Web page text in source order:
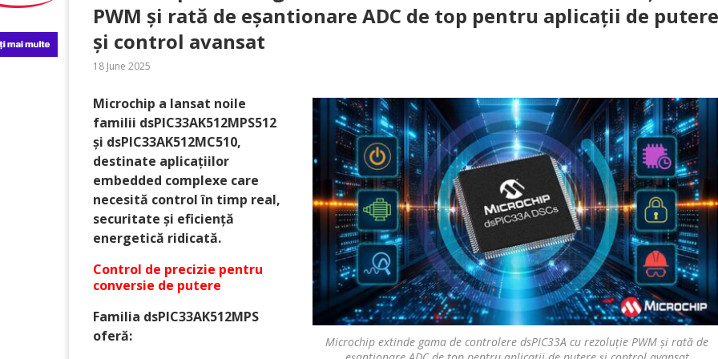
PWM și rată de eșantionare ADC de top pentru aplicații de putere
și control avansat
18 June 2025
Microchip extinde gama de controlere dsPIC33A cu rezoluție PWM și rată de
Microchip a lansat noile
familii dsPIC33AK512MPS512
și dsPIC33AK512MC510,
destinate aplicațiilor
embedded complexe care
necesită control în timp real,
securitate și eficiență
energetică ridicată.
Control de precizie pentru
conversie de putere
Familia dsPIC33AK512MPS
oferă: